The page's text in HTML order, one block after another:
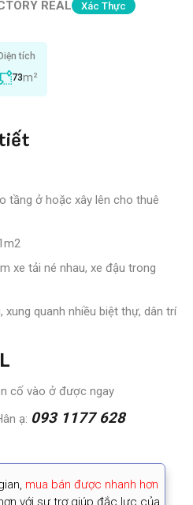
REAL Xác Thực
Diện tích
73m²
tầng ở hoặc xây lên cho thuê
xe tải né nhau, xe đậu trong
xung quanh nhiều biệt thự, dân trí
cố vào ở được ngay
ạ: 093 1177 628
, mua bán được nhanh hơn
với sự trợ giúp đắc lực của